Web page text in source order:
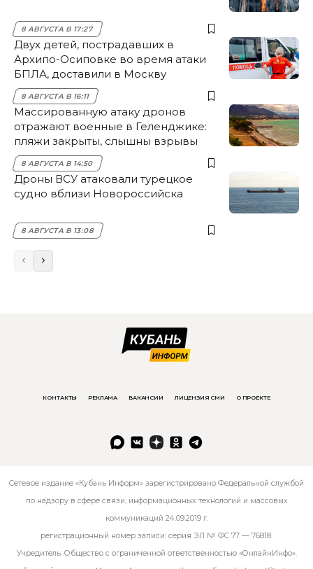
8 АВГУСТА В 17:27
Двух детей, пострадавших в
Архипо-Осиповке во время атаки
БПЛА, доставили в Москву
8 АВГУСТА В 16:11
Массированную атаку дронов
отражают военные в Геленджике:
пляжи закрыты, слышны взрывы
8 АВГУСТА В 14:50
Дроны ВСУ атаковали турецкое
судно вблизи Новороссийска
8 АВГУСТА В 13:08
КОНТАКТЫ РЕКЛАМА ВАКАНСИИ ЛИЦЕНЗИЯ СМИ О ПРОЕКТЕ
Сетевое издание «Кубань Информ» зарегистрировано Федеральной службой
по надзору в сфере связи, информационных технологий и массовых
коммуникаций 24.09.2019 г.
регистрационный номер записи: серия ЭЛ № ФС 77 — 76818.
Учредитель: Общество с ограниченной ответственностью «ОнлайнИнфо».